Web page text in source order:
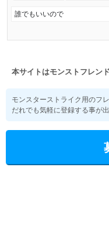
誰でもいいので
本サイトはモンストフレン
モンスターストライク用のフ
だれでも気軽に登録する事が出